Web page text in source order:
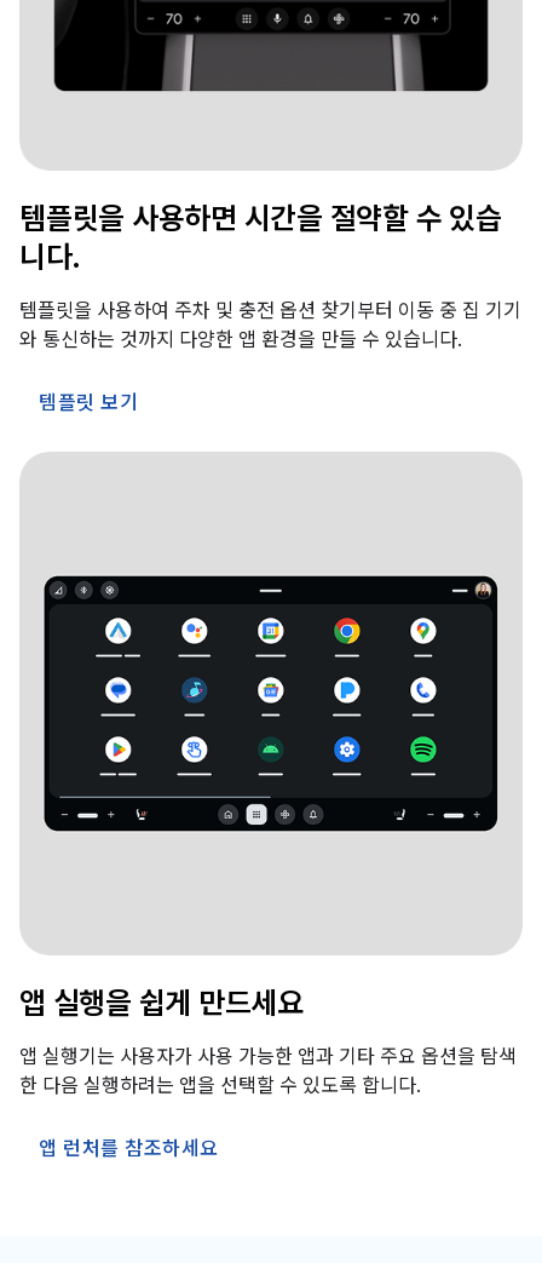
템플릿을 사용하면 시간을 절약할 수 있습
니다.
템플릿을 사용하여 주차 및 충전 옵션 찾기부터 이동 중 집 기기
와 통신하는 것까지 다양한 앱 환경을 만들 수 있습니다.
템플릿 보기
앱 실행을 쉽게 만드세요
앱 실행기는 사용자가 사용 가능한 앱과 기타 주요 옵션을 탐색
한 다음 실행하려는 앱을 선택할 수 있도록 합니다.
앱 런처를 참조하세요